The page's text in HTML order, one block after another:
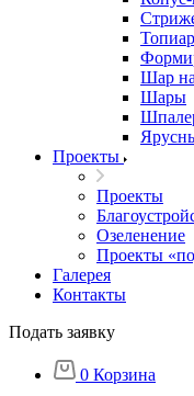
Шар
Шары
Проекты
Проекты
Озеленение
Проекты
Галерея
Контакты
Подать заявку
0 Корзина